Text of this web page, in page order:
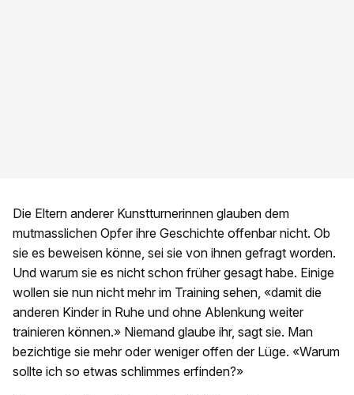
Die Eltern anderer Kunstturnerinnen glauben dem
mutmasslichen Opfer ihre Geschichte offenbar nicht. Ob
sie es beweisen könne, sei sie von ihnen gefragt worden.
Und warum sie es nicht schon früher gesagt habe. Einige
wollen sie nun nicht mehr im Training sehen, «damit die
anderen Kinder in Ruhe und ohne Ablenkung weiter
trainieren können.» Niemand glaube ihr, sagt sie. Man
bezichtige sie mehr oder weniger offen der Lüge. «Warum
sollte ich so etwas schlimmes erfinden?»